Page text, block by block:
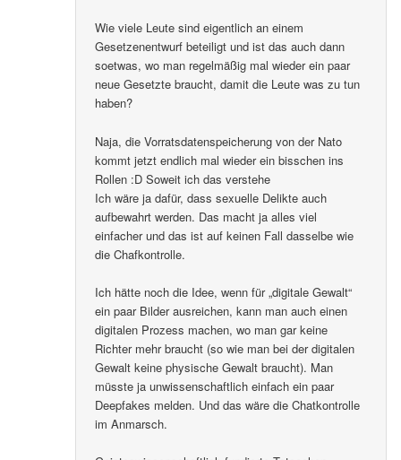
Wie viele Leute sind eigentlich an einem
Gesetzenentwurf beteiligt und ist das auch dann
soetwas, wo man regelmäßig mal wieder ein paar
neue Gesetzte braucht, damit die Leute was zu tun
haben?
Naja, die Vorratsdatenspeicherung von der Nato
kommt jetzt endlich mal wieder ein bisschen ins
Rollen :D Soweit ich das verstehe
Ich wäre ja dafür, dass sexuelle Delikte auch
aufbewahrt werden. Das macht ja alles viel
einfacher und das ist auf keinen Fall dasselbe wie
die Chafkontrolle.
Ich hätte noch die Idee, wenn für „digitale Gewalt“
ein paar Bilder ausreichen, kann man auch einen
digitalen Prozess machen, wo man gar keine
Richter mehr braucht (so wie man bei der digitalen
Gewalt keine physische Gewalt braucht). Man
müsste ja unwissenschaftlich einfach ein paar
Deepfakes melden. Und das wäre die Chatkontrolle
im Anmarsch.